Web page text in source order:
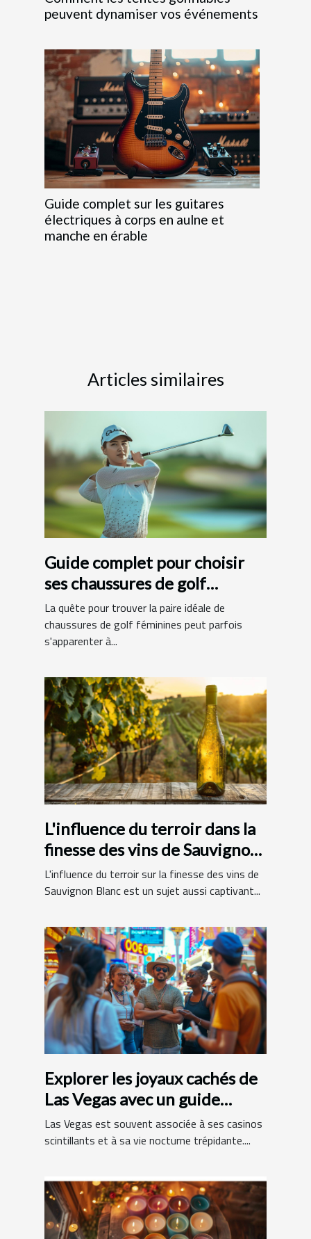
peuvent dynamiser vos événements
Guide complet sur les guitares
électriques à corps en aulne et
manche en érable
Articles similaires
Guide complet pour choisir
ses chaussures de golf
féminines
La quête pour trouver la paire idéale de
chaussures de golf féminines peut parfois
s'apparenter à...
L'influence du terroir dans la
finesse des vins de Sauvignon
Blanc
L'influence du terroir sur la finesse des vins de
Sauvignon Blanc est un sujet aussi captivant...
Explorer les joyaux cachés de
Las Vegas avec un guide
francophone
Las Vegas est souvent associée à ses casinos
scintillants et à sa vie nocturne trépidante....